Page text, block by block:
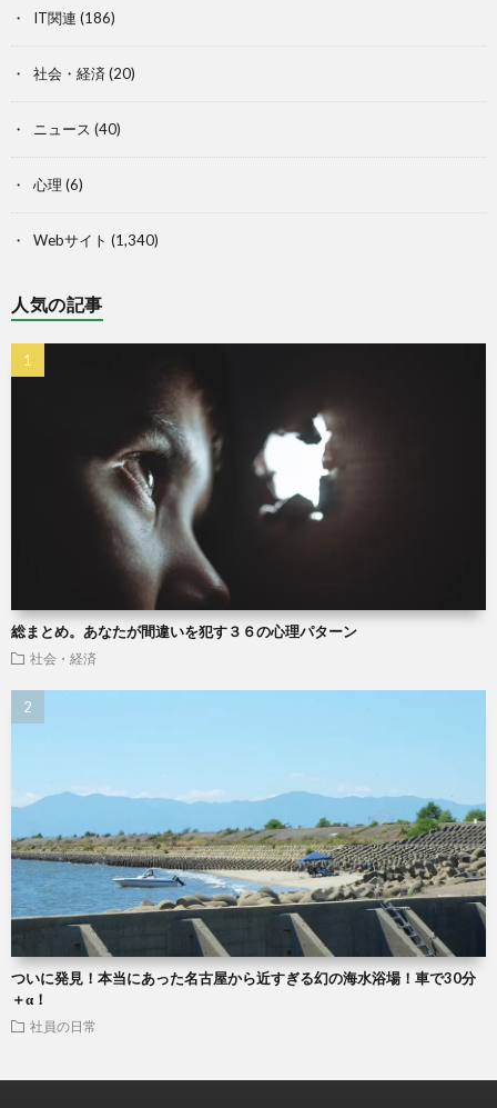
IT関連 (186)
社会・経済 (20)
ニュース (40)
心理 (6)
Webサイト (1,340)
人気の記事
総まとめ。あなたが間違いを犯す３６の心理パターン
社会・経済
ついに発見！本当にあった名古屋から近すぎる幻の海水浴場！車で30分
＋α！
社員の日常